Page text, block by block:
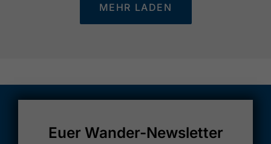
MEHR LADEN
Euer Wander-Newsletter